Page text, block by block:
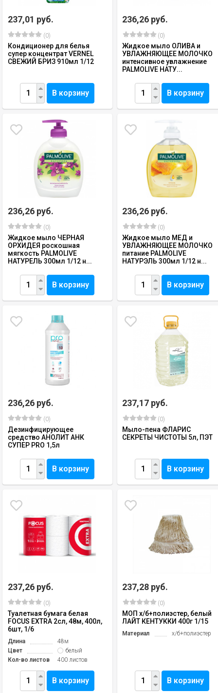
237,01 руб.
(0)
Кондиционер для белья
супер концентрат VERNEL
СВЕЖИЙ БРИЗ 910мл 1/12
В корзину
236,26 руб.
(0)
Жидкое мыло ОЛИВА и
УВЛАЖНЯЮЩЕЕ МОЛОЧКО
интенсивное увлажнение
PALMOLIVE НАТУ...
В корзину
236,26 руб.
(0)
Жидкое мыло ЧЕРНАЯ
ОРХИДЕЯ роскошная
мягкость PALMOLIVE
НАТУРЕЛЬ 300мл 1/12 н...
В корзину
236,26 руб.
(0)
Жидкое мыло МЕД и
УВЛАЖНЯЮЩЕЕ МОЛОЧКО
питание PALMOLIVE
НАТУРЭЛЬ 300мл 1/12 н...
В корзину
236,26 руб.
(0)
Дезинфицирующее
средство АНОЛИТ АНК
СУПЕР PRO 1,5л
В корзину
237,17 руб.
(0)
Мыло-пена ФЛАРИС
СЕКРЕТЫ ЧИСТОТЫ 5л, ПЭТ
В корзину
237,26 руб.
(0)
Туалетная бумага белая
FOCUS EXTRA 2сл, 48м, 400л,
6шт, 1/6
Длина
48м
Цвет
белый
Кол-во листов
400 листов
В корзину
237,28 руб.
(0)
МОП х/б+полиэстер, белый
ЛАЙТ КЕНТУККИ 400г 1/15
Материал х/б+полиэстер
В корзину